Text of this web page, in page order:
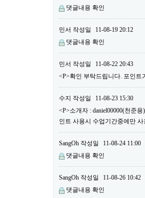
댓글내용 확인
민서 작성일
11-08-19 20:12
댓글내용 확인
민서 작성일
11-08-22 20:43
<P>확인 부탁드립니다. 포인트
수지 작성일
11-08-23 15:30
<P>소개자 : daniel00000(천준
인트 사용시 수업기간중에만
SangOh 작성일
11-08-24 11:00
댓글내용 확인
SangOh 작성일
11-08-26 10:42
댓글내용 확인